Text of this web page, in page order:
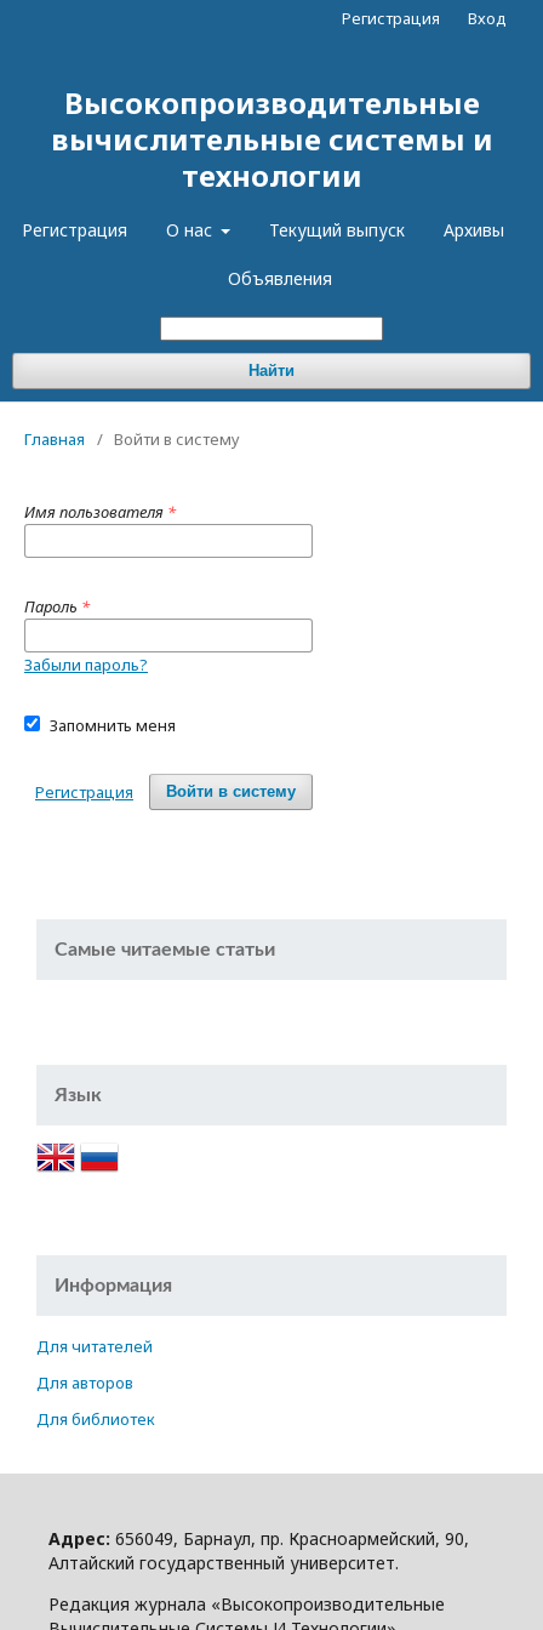
Высокопроизводительные
вычислительные системы и
технологии
Регистрация О нас Текущий выпуск Архивы
Объявления
Найти
Регистрация Вход
Главная / Войти в систему
Имя пользователя *
Пароль *
Забыли пароль?
Запомнить меня
Войти в систему
Регистрация
Самые читаемые статьи
Язык
Информация
Для читателей
Для авторов
Для библиотек
Адрес: 656049, Барнаул, пр. Красноармейский, 90,
Алтайский государственный университет.
Редакция журнала «Высокопроизводительные